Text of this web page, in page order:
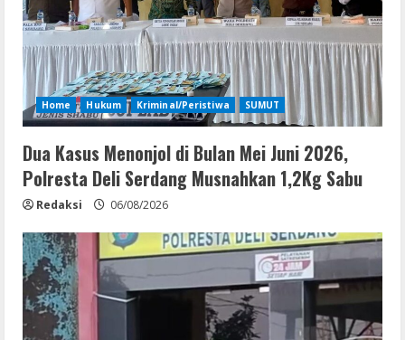
Home Hukum Kriminal/Peristiwa SUMUT
Dua Kasus Menonjol di Bulan Mei Juni 2026,
Polresta Deli Serdang Musnahkan 1,2Kg Sabu
Redaksi 06/08/2026